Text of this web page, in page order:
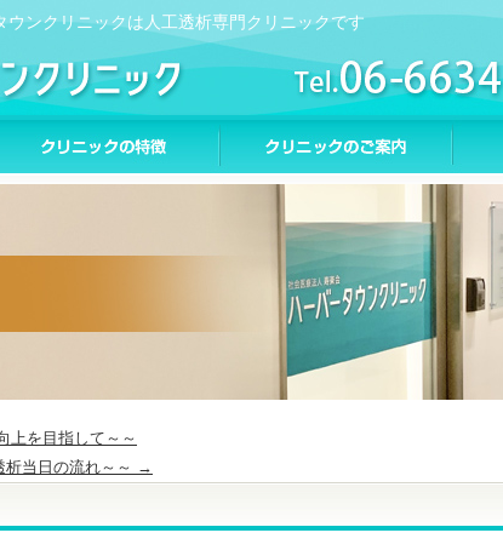
ウンクリニックは人工透析専門クリニックです
を目指して～～
当日の流れ～～ →